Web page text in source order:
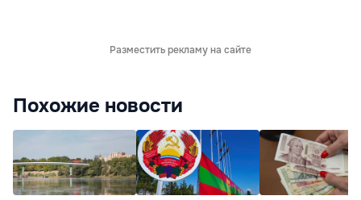
Разместить рекламу на сайте
Похожие новости